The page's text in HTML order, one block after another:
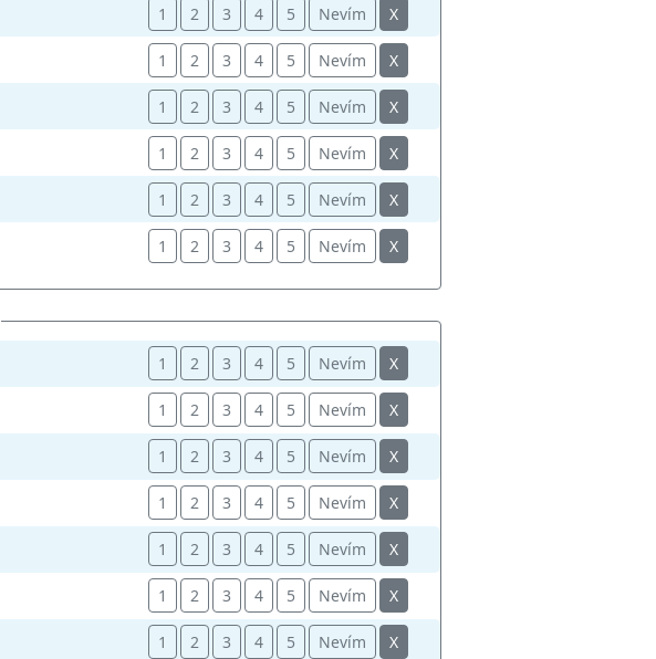
1 2 3 4 5 Nevím X
1 2 3 4 5 Nevím X
1 2 3 4 5 Nevím X
1 2 3 4 5 Nevím X
1 2 3 4 5 Nevím X
1 2 3 4 5 Nevím X
1 2 3 4 5 Nevím X
1 2 3 4 5 Nevím X
1 2 3 4 5 Nevím X
1 2 3 4 5 Nevím X
1 2 3 4 5 Nevím X
1 2 3 4 5 Nevím X
1 2 3 4 5 Nevím X